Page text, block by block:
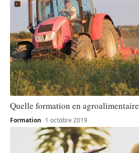
Quelle formation en
Formation 1 octobre 2019